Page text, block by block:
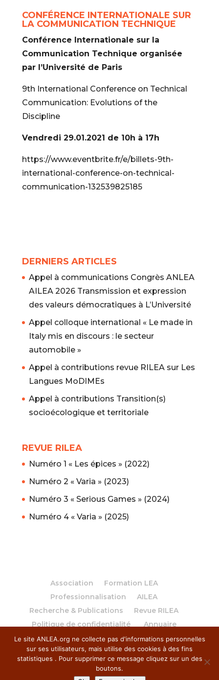
CONFÉRENCE INTERNATIONALE SUR
LA COMMUNICATION TECHNIQUE
Conférence Internationale sur la
Communication Technique organisée
par l’Université de Paris
9th International Conference on Technical
Communication: Evolutions of the
Discipline
Vendredi 29.01.2021 de 10h à 17h
https://www.eventbrite.fr/e/billets-9th-
international-conference-on-technical-
communication-132539825185
DERNIERS ARTICLES
Appel à communications Congrès ANLEA
AILEA 2026 Transmission et expression
des valeurs démocratiques à L’Université
Appel colloque international « Le made in
Italy mis en discours : le secteur
automobile »
Appel à contributions revue RILEA sur Les
Langues MoDIMEs
Appel à contributions Transition(s)
socioécologique et territoriale
REVUE RILEA
Numéro 1 « Les épices » (2022)
Numéro 2 « Varia » (2023)
Numéro 3 « Serious Games » (2024)
Numéro 4 « Varia » (2025)
Association
Formation LEA
Professionnalisation
AILEA
Recherche & Publications
Revue RILEA
Politique de confidentialité
Annuaire
© 2018 Anlea. Tous droits réservés. | Site réalisé par
Le site ANLEA.org ne collecte pas d'informations personnelles
sur ses utilisateurs, mais utilise des cookies à des fins
statistiques . Pour supprimer ce message cliquez sur un des
boutons.